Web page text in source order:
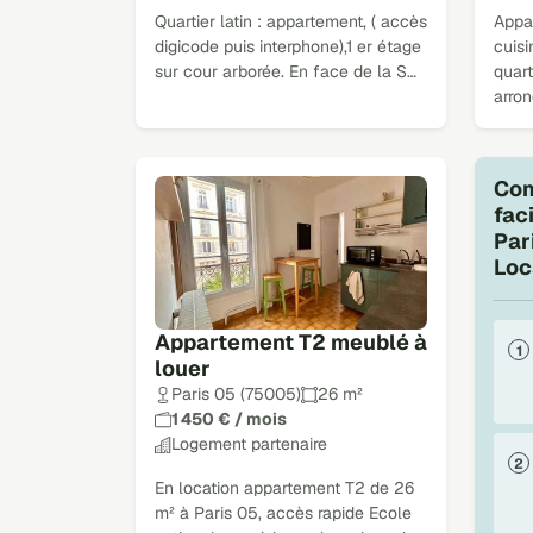
Quartier latin : appartement, ( accès
digicode puis interphone),1 er étage
sur cour arborée. En face de la S…
Appartement T2 meublé à
louer
Paris 05 (75005)
26 m²
1 450 € / mois
Logement partenaire
En location appartement T2 de 26
m² à Paris 05, accès rapide Ecole